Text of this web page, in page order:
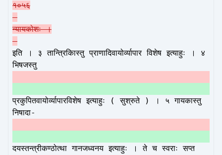
१०५६
न्यायकोशः ।
इति । ३ तान्त्रिकिास्तु प्राणादिवायोर्व्यापार विशेष इत्याहुः । ४
भिषजस्तु
प्रकुपितवायोर्व्यापारविशेष इत्याहुः ( सुश्रुते ) । ५ गायकास्तु
निषादा-
दयस्तन्त्रीकण्ठोत्था गानजध्वनय इत्याहुः । ते च स्वराः सप्त